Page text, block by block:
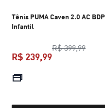
Tênis PUMA Caven 2.0 AC BDP
Infantil
R$ 399,99
R$ 239,99
preço atual